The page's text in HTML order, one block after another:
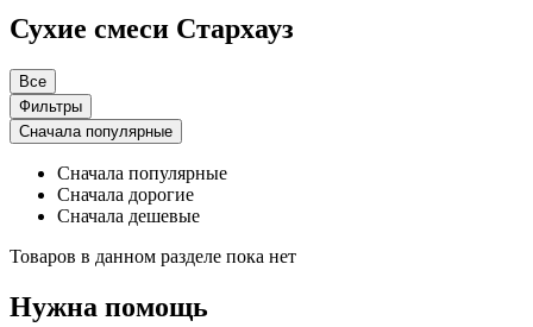
Сухие смеси Стархауз
Все
Фильтры
Сначала популярные
Сначала популярные
Сначала дорогие
Сначала дешевые
Товаров в данном разделе пока нет
Нужна помощь